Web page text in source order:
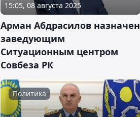
15:05, 08 августа 2025
Арман Абдрасилов назначен
заведующим
Ситуационным центром
Совбеза РК
Политика